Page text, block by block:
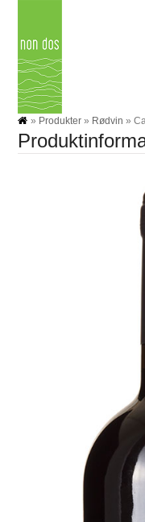
content
» Produkter » Rødvin »